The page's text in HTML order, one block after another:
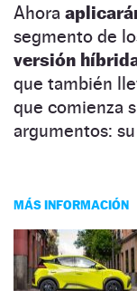
Ahora
segmento de
versión
que también
que comienza
argumentos:
MÁS INFORMACIÓN